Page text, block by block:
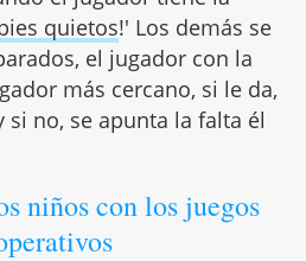
quietos!' Los demás se
el jugador con la
más cercano, si le da,
si no, se apunta la falta él
niños con los juegos